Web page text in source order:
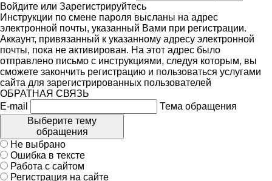
Войдите или Зарегистрируйтесь
Инструкции по смене пароля высланы на адрес
электронной почты, указанный Вами при регистрации.
Аккаунт, привязанный к указанному адресу электронной
почты, пока не активирован. На этот адрес было
отправлено письмо с инструкциями, следуя которым, вы
сможете закончить регистрацию и пользоваться услугами
сайта для зарегистрированных пользователей
ОБРАТНАЯ СВЯЗЬ
E-mail
Тема обращения
Выберите тему
обращения
Не выбрано
Ошибка в тексте
Работа с сайтом
Регистрация на сайте